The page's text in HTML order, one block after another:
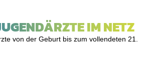
IM NETZ
von der Geburt bis zum vollendeten 21.